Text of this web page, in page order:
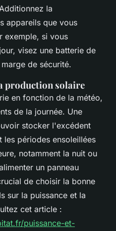
la
appareils que vous
exemple, si vous
visez une batterie de
de sécurité.
production solaire
en fonction de la météo,
de la journée. Une
stocker l'excédent
les périodes ensoleillées
notamment la nuit ou
un panneau
de choisir la bonne
sur la puissance et la
cet article :
puissance-et-